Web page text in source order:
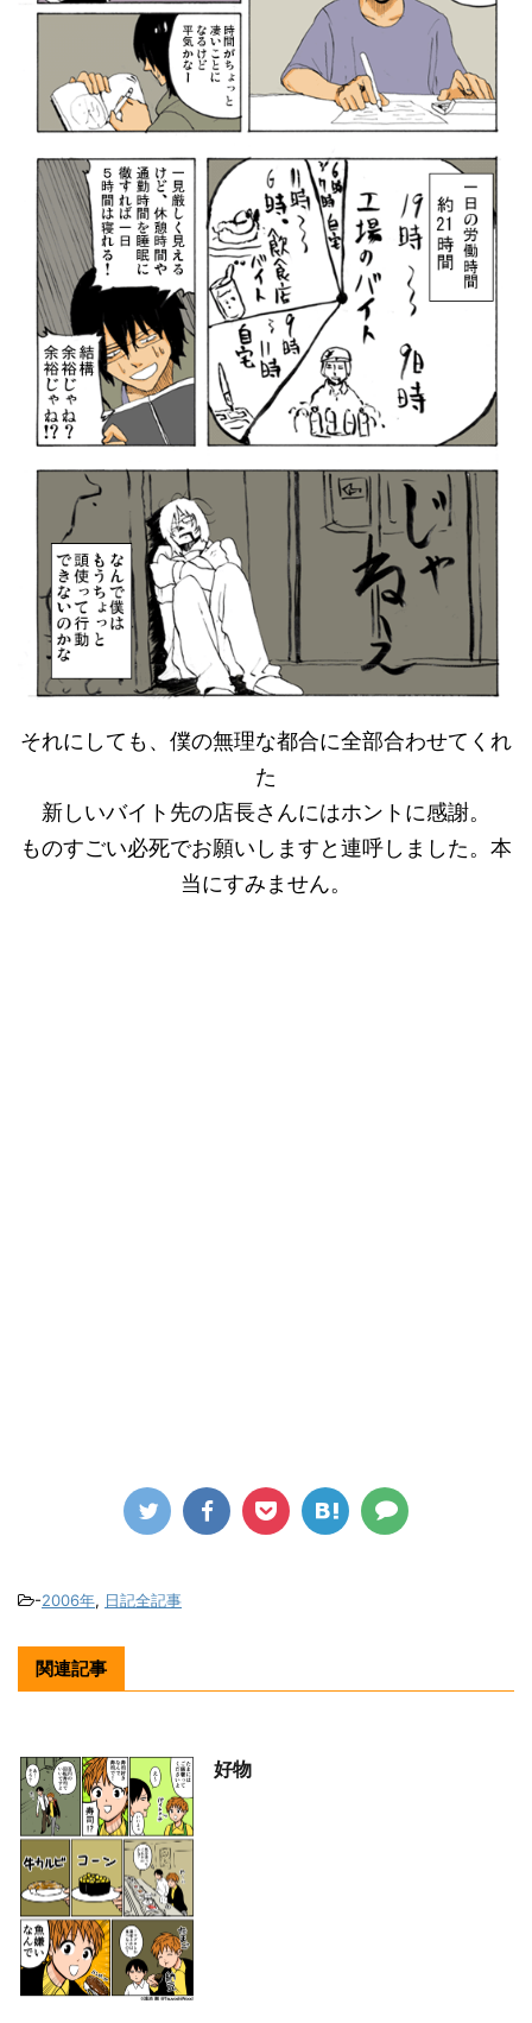
それにしても、僕の無理な都合に全部合わせてくれ
た
新しいバイト先の店長さんにはホントに感謝。
ものすごい必死でお願いしますと連呼しました。本
当にすみません。
-2006年, 日記全記事
関連記事
好物